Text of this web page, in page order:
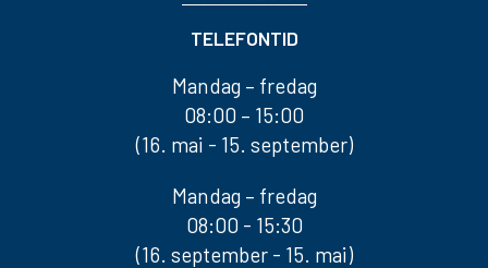
TELEFONTID
Mandag – fredag
08:00 – 15:00
(16. mai - 15. september)
Mandag – fredag
08:00 - 15:30
(16. september - 15. mai)